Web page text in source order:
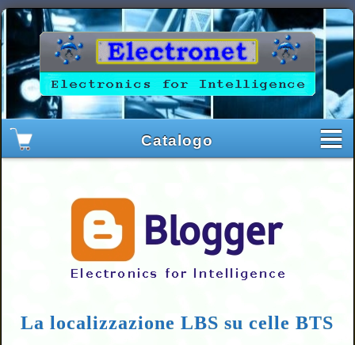
La localizzazione LBS su celle BTS